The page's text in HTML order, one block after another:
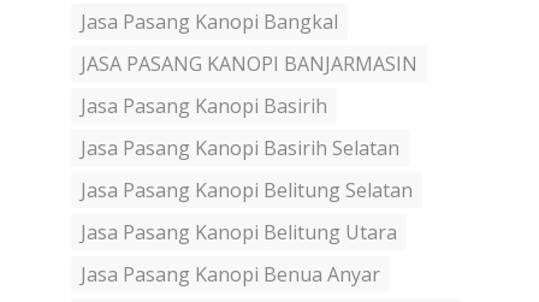
Jasa Pasang Kanopi Bangkal
JASA PASANG KANOPI BANJARMASIN
Jasa Pasang Kanopi Basirih
Jasa Pasang Kanopi Basirih Selatan
Jasa Pasang Kanopi Belitung Selatan
Jasa Pasang Kanopi Belitung Utara
Jasa Pasang Kanopi Benua Anyar